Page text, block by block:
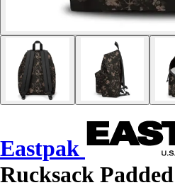
Eastpak
Rucksack